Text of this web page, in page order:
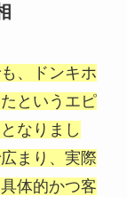
、ドンキホ
というエピ
なりまし
まり、実際
体的かつ客